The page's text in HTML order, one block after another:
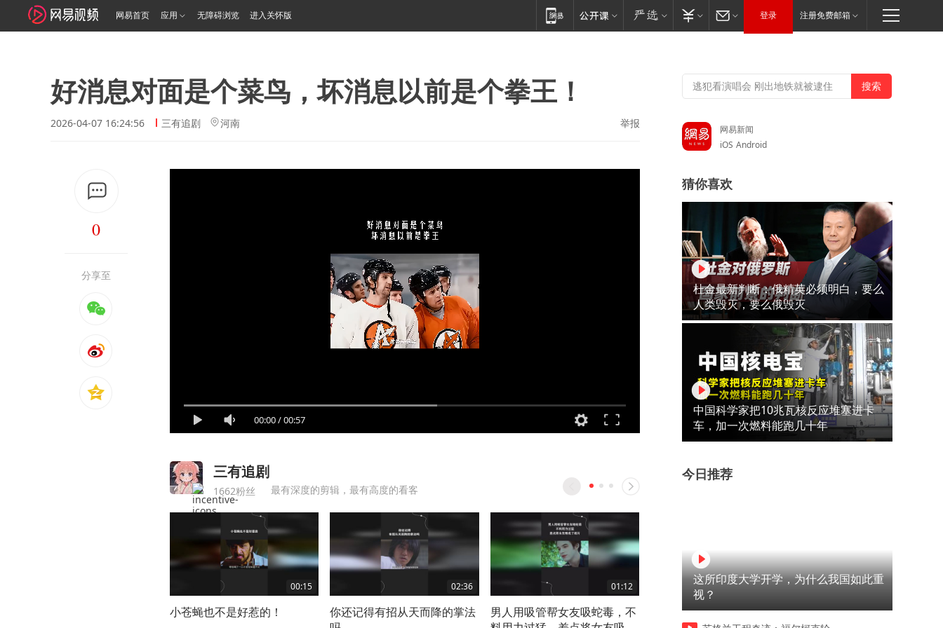
网易首页 应用 无障碍浏览 进入关怀版 登录 注册免费邮箱
好消息对面是个菜鸟，坏消息以前是个拳王！
2026-04-07 16:24:56 三有追剧 河南 举报
0
分享至
00:00/00:57
三有追剧
1662粉丝 最有深度的剪辑，最有高度的看客
00:15
小苍蝇也不是好惹的！
02:36
你还记得有招从天而降的掌法
01:12
男人用吸管帮女友吸蛇毒，不
00:43
军长送给战士一把98k 而武器
鬼子抓住了一个女人
网易新闻
iOS Android
猜你喜欢
杜金最新判断：俄精英必须明白，要么
人类毁灭，要么俄毁灭
中国科学家把10兆瓦核反应堆塞进卡
车，加一次燃料能跑几十年
今日推荐
这所印度大学开学，为什么我国如此重
视？